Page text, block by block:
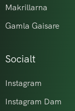
Makrillarna
Gamla Gaisare
Socialt
Instagram
Instagram Dam